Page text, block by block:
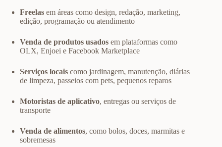
Freelas em áreas como design, redação, marketing,
edição, programação ou atendimento
Venda de produtos usados em plataformas como
OLX, Enjoei e Facebook Marketplace
Serviços locais como jardinagem, manutenção, diárias
de limpeza, passeios com pets, pequenos reparos
Motoristas de aplicativo, entregas ou serviços de
transporte
Venda de alimentos, como bolos, doces, marmitas e
sobremesas